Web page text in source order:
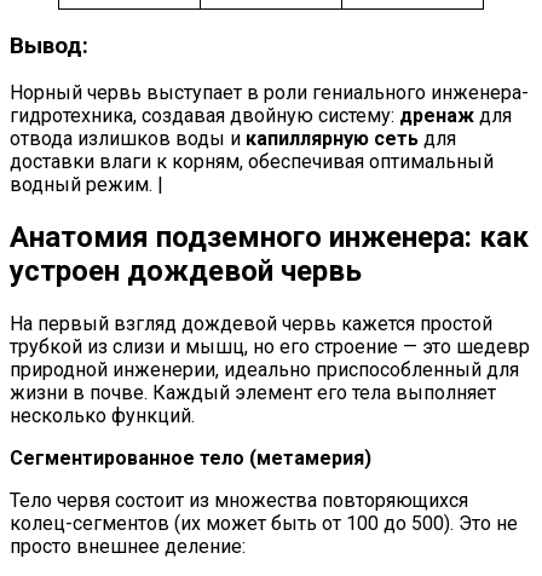
Вывод:
Норный червь выступает в роли гениального инженера-
гидротехника, создавая двойную систему: дренаж для
отвода излишков воды и капиллярную сеть для
доставки влаги к корням, обеспечивая оптимальный
водный режим. |
Анатомия подземного инженера: как
устроен дождевой червь
На первый взгляд дождевой червь кажется простой
трубкой из слизи и мышц, но его строение — это шедевр
природной инженерии, идеально приспособленный для
жизни в почве. Каждый элемент его тела выполняет
несколько функций.
Сегментированное тело (метамерия)
Тело червя состоит из множества повторяющихся
колец-сегментов (их может быть от 100 до 500). Это не
просто внешнее деление: